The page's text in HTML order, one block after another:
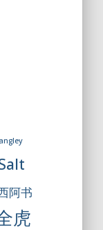
阿书
虎